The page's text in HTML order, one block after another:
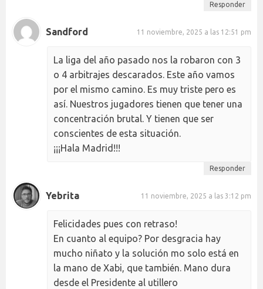
Responder
Sandford 11 noviembre, 2025 a las 12:51 pm
La liga del año pasado nos la robaron con 3
o 4 arbitrajes descarados. Este año vamos
por el mismo camino. Es muy triste pero es
así. Nuestros jugadores tienen que tener una
concentración brutal. Y tienen que ser
conscientes de esta situación.
¡¡¡Hala Madrid!!!
Responder
Yebrita 11 noviembre, 2025 a las 3:12 pm
Felicidades pues con retraso!
En cuanto al equipo? Por desgracia hay
mucho niñato y la solución mo solo está en
la mano de Xabi, que también. Mano dura
desde el Presidente al utillero